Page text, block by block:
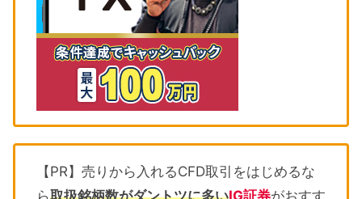
【PR】売りから入れるCFD取引をはじめるな